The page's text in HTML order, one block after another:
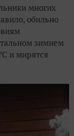
многих
обильно
зимнем
и мирятся